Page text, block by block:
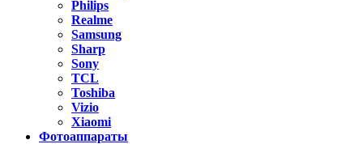
Philips
Realme
Samsung
Sharp
Sony
TCL
Toshiba
Vizio
Xiaomi
Фотоаппараты